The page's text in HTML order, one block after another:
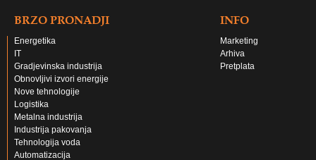
BRZO PRONADJI
Energetika
IT
Gradjevinska industrija
Obnovljivi izvori energije
Nove tehnologije
Logistika
Metalna industrija
Industrija pakovanja
Tehnologija voda
Automatizacija
INFO
Marketing
Arhiva
Pretplata